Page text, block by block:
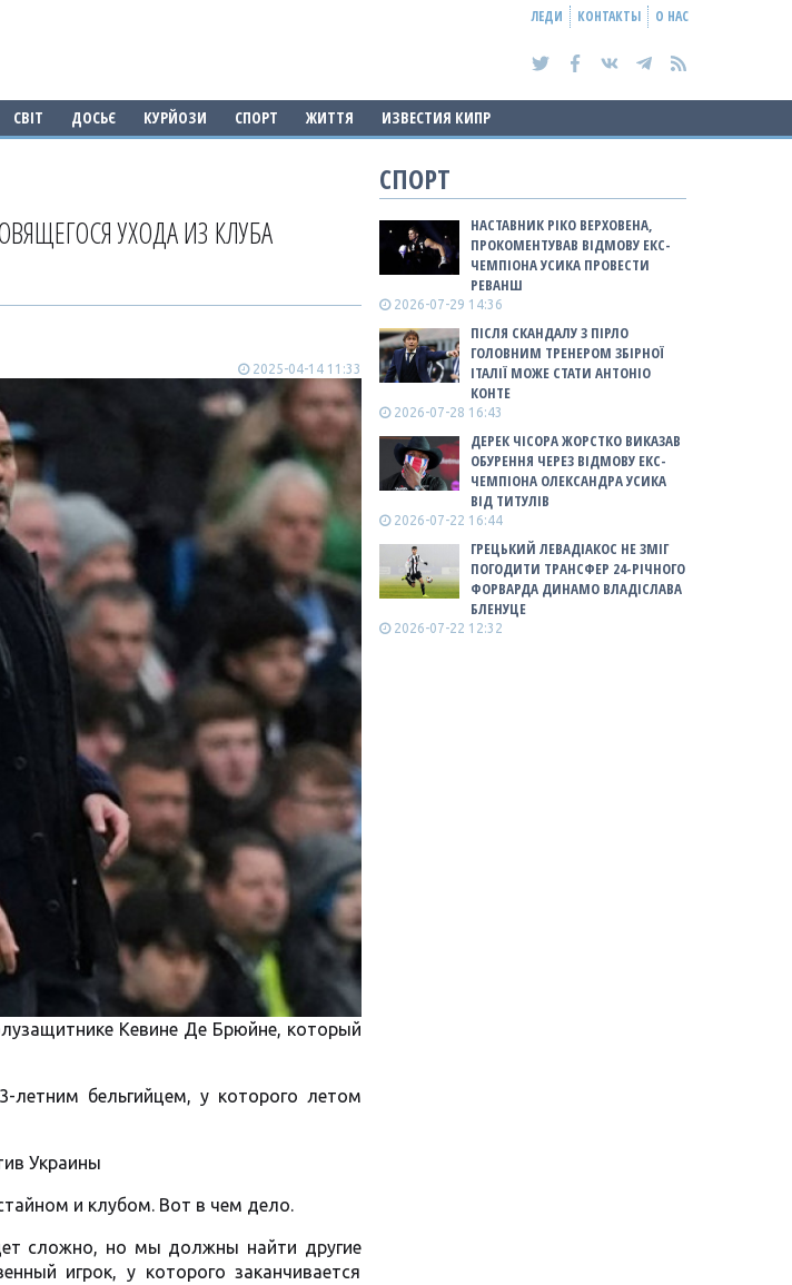
ЛЕДИ КОНТАКТЫ О НАС
СВІТ ДОСЬЄ КУРЙОЗИ СПОРТ ЖИТТЯ ИЗВЕСТИЯ КИПР
УХОДА ИЗ КЛУБА
2025-04-14 11:33
Кевине Де Брюйне, который
летним бельгийцем, у которого летом
Украины
и клубом. Вот в чем дело.
сложно, но мы должны найти другие
игрок, у которого заканчивается
СПОРТ
НАСТАВНИК РІКО ВЕРХОВЕНА,
ПРОКОМЕНТУВАВ ВІДМОВУ ЕКС-
ЧЕМПІОНА УСИКА ПРОВЕСТИ
РЕВАНШ
2026-07-29 14:36
ПІСЛЯ СКАНДАЛУ З ПІРЛО
ГОЛОВНИМ ТРЕНЕРОМ ЗБІРНОЇ
ІТАЛІЇ МОЖЕ СТАТИ АНТОНІО
КОНТЕ
2026-07-28 16:43
ДЕРЕК ЧІСОРА ЖОРСТКО ВИКАЗАВ
ОБУРЕННЯ ЧЕРЕЗ ВІДМОВУ ЕКС-
ЧЕМПІОНА ОЛЕКСАНДРА УСИКА
ВІД ТИТУЛІВ
2026-07-22 16:44
ГРЕЦЬКИЙ ЛЕВАДІАКОС НЕ ЗМІГ
ПОГОДИТИ ТРАНСФЕР 24-РІЧНОГО
ФОРВАРДА ДИНАМО ВЛАДІСЛАВА
БЛЕНУЦЕ
2026-07-22 12:32